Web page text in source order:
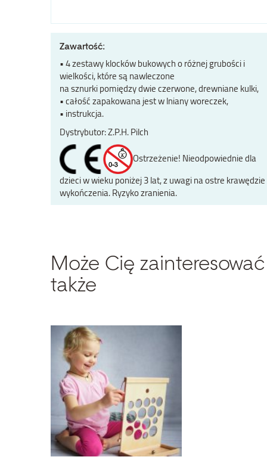
Zawartość:
• 4 zestawy klocków bukowych o różnej grubości i
wielkości, które są nawleczone
na sznurki pomiędzy dwie czerwone, drewniane kulki,
• całość zapakowana jest w lniany woreczek,
• instrukcja.
Dystrybutor: Z.P.H. Pilch
Ostrzeżenie! Nieodpowiednie dla
dzieci w wieku poniżej 3 lat, z uwagi na ostre krawędzie
wykończenia. Ryzyko zranienia.
Może Cię zainteresować
także